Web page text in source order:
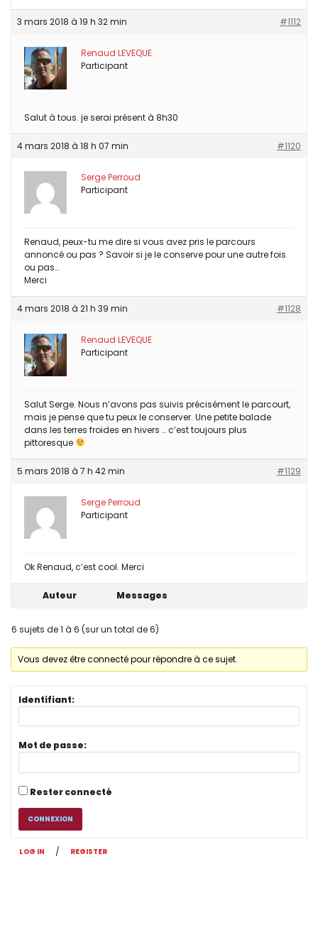
3 mars 2018 à 19 h 32 min #1112
Renaud LEVEQUE
Participant
Salut à tous. je serai présent à 8h30
4 mars 2018 à 18 h 07 min #1120
Serge Perroud
Participant
Renaud, peux-tu me dire si vous avez pris le parcours
annoncé ou pas ? Savoir si je le conserve pour une autre fois
ou pas…
Merci
4 mars 2018 à 21 h 39 min #1128
Renaud LEVEQUE
Participant
Salut Serge. Nous n’avons pas suivis précisément le parcourt,
mais je pense que tu peux le conserver. Une petite balade
dans les terres froides en hivers … c’est toujours plus
pittoresque
5 mars 2018 à 7 h 42 min #1129
Serge Perroud
Participant
Ok Renaud, c’est cool. Merci
Auteur Messages
6 sujets de 1 à 6 (sur un total de 6)
Vous devez être connecté pour répondre à ce sujet.
Identifiant:
Mot de passe:
Rester connecté
CONNEXION
LOG IN / REGISTER